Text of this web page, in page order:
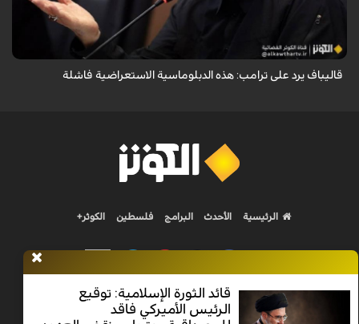
أكد رئيس مجلس الشورى الإسلامي الإيراني أن التصريحات الاستعراضية
والتهديدات المتكررة لم تعد تُجدي نفعاً، واصفاً إياها بالدبلوماسية الفاشلة.
قاليباف يرد على ترامب: هذه الدبلوماسية الاستعراضية فاشلة
قائد الثورة الإسلامية: توقيع
الرئيس الأميركي فاقد
الرئيسية الأحدث البرامج فلسطين الكوثر+
Nilesat 11900 V | Badr 8 11747 V | Badr5 12284 V